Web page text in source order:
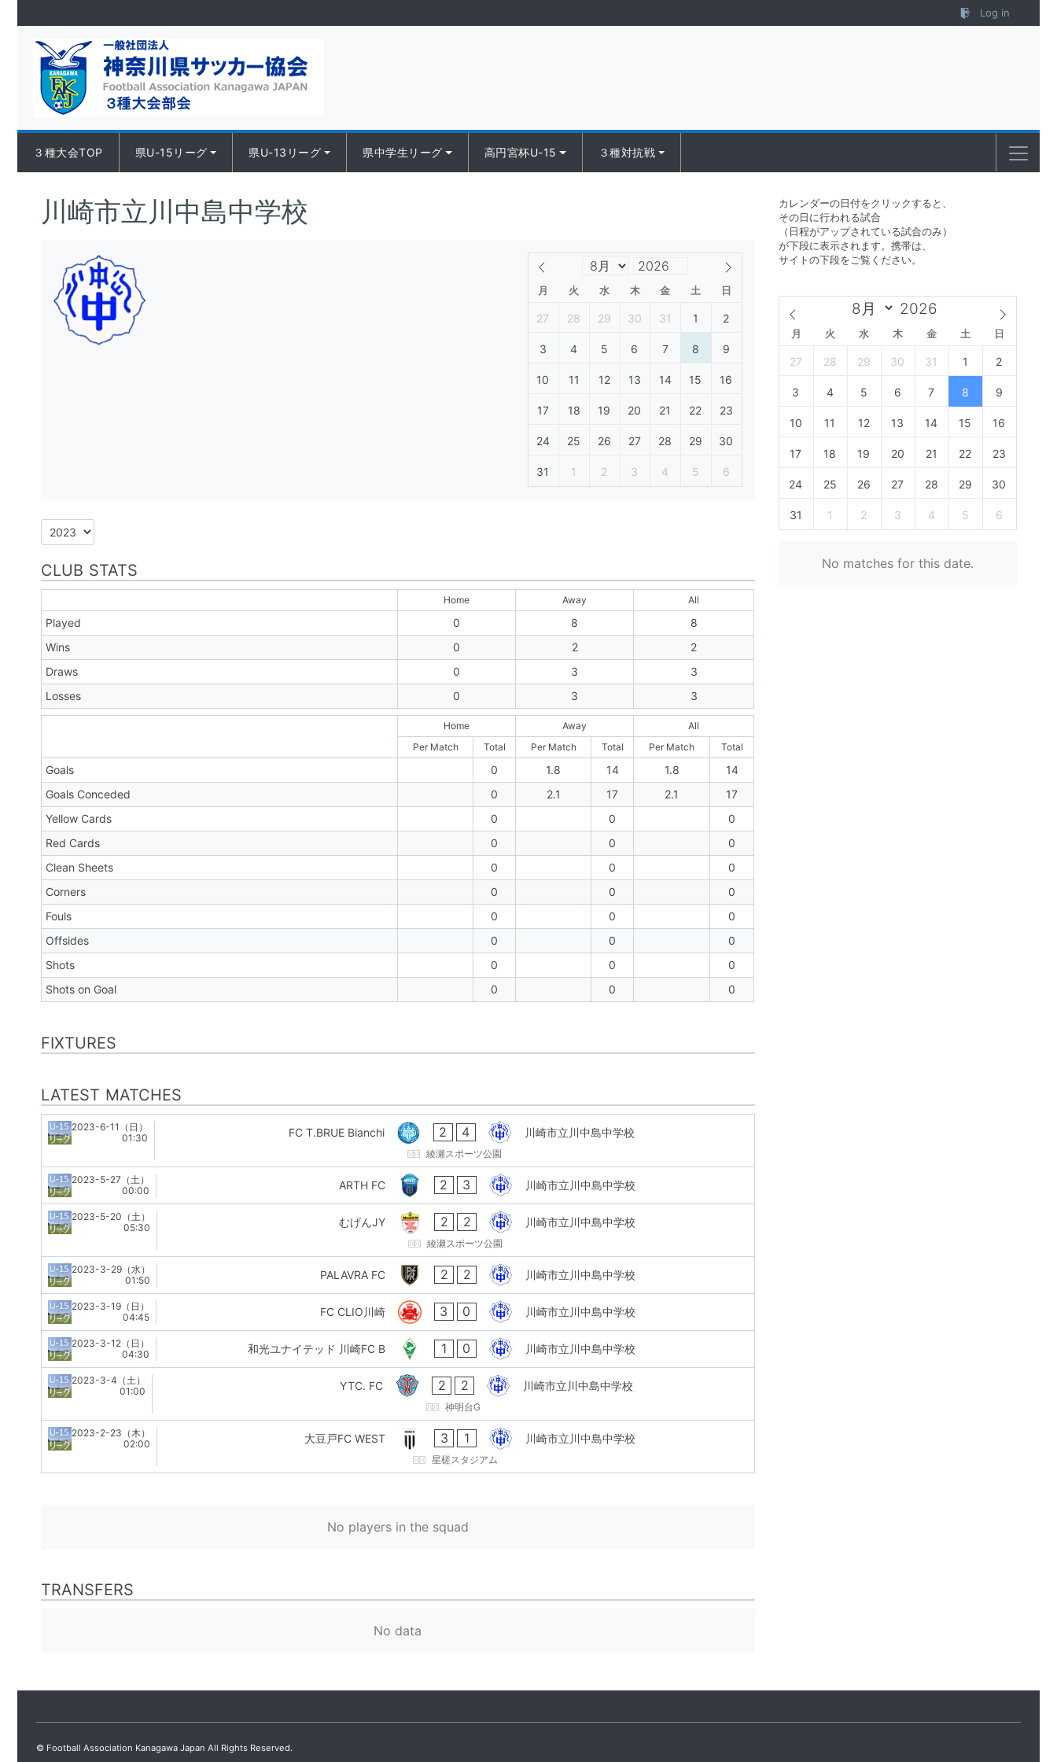
Log in
３種大会TOP 県U-15リーグ 県U-13リーグ 県中学生リーグ 高円宮杯U-15 ３種対抗戦
川崎市立川中島中学校
月 火 水 木 金 土 日
27 28 29 30 31 1 2
3 4 5 6 7 8 9
10 11 12 13 14 15 16
17 18 19 20 21 22 23
24 25 26 27 28 29 30
31 1 2 3 4 5 6
CLUB STATS
Home Away All
Played 0 8
8
Wins
0 2
2
Draws
0 3
3
Losses
0 3 3
Home Away
All
Per Match
Total Per Match Total Per Match Total
Goals 0 1.8 14 1.8
14
Goals Conceded
0 2.1 17 2.1
17
Yellow Cards
0 0
0
Red Cards
0 0
0
Clean Sheets
0 0
0
Corners
0 0
0
Fouls
0 0
0
Offsides
0 0
0
Shots
0 0
0
Shots on Goal
0 0 0
FIXTURES
LATEST MATCHES
2023-6-11（日）
01:30
FC T.BRUE Bianchi 2 4 川崎市立川中島中学校
綾瀬スポーツ公園
2023-5-27（土）
00:00
ARTH FC 2 3 川崎市立川中島中学校
2023-5-20（土）
05:30
むげんJY 2 2 川崎市立川中島中学校
綾瀬スポーツ公園
2023-3-29（水）
01:50
PALAVRA FC 2 2 川崎市立川中島中学校
2023-3-19（日）
04:45
FC CLIO川崎 3 0 川崎市立川中島中学校
2023-3-12（日）
04:30
和光ユナイテッド 川崎FC B 1 0 川崎市立川中島中学校
2023-3-4（土）
01:00
YTC. FC 2 2 川崎市立川中島中学校
神明台G
2023-2-23（木）
02:00
大豆戸FC WEST 3 1 川崎市立川中島中学校
星槎スタジアム
No players in the squad
TRANSFERS
No data
カレンダーの日付をクリックすると、
その日に行われる試合
（日程がアップされている試合のみ）
が下段に表示されます。携帯は、
サイトの下段をご覧ください。
月 火 水 木 金 土 日
27 28 29 30 31 1 2
3 4 5 6 7 8 9
10 11 12 13 14 15 16
17 18 19 20 21 22 23
24 25 26 27 28 29 30
31 1 2 3 4 5 6
No matches for this date.
© Football Association Kanagawa Japan All Rights Reserved.